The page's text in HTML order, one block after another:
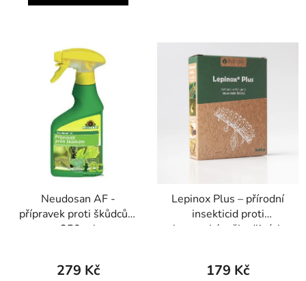
Neudosan AF -
přípravek proti škůdcům
250 ml
279 Kč
Lepinox Plus – přírodní
insekticid proti
housenkám škodlivých
179 Kč